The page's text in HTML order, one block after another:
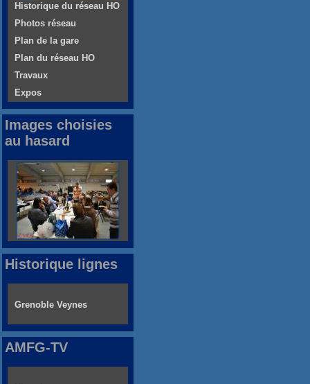
Historique du réseau HO
Photos réseau
Plan de la gare
Plan du réseau HO
Travaux
Expos
Images choisies
au hasard
Historique lignes
Grenoble Veynes
AMFG-TV